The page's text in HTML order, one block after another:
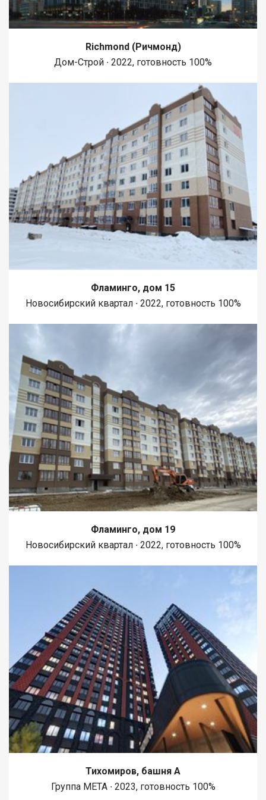
Richmond (Ричмонд)
Дом-Строй ∙ 2022, готовность 100%
Фламинго, дом 15
Новосибирский квартал ∙ 2022, готовность 100%
Фламинго, дом 19
Новосибирский квартал ∙ 2022, готовность 100%
Тихомиров, башня А
Группа МЕТА ∙ 2023, готовность 100%